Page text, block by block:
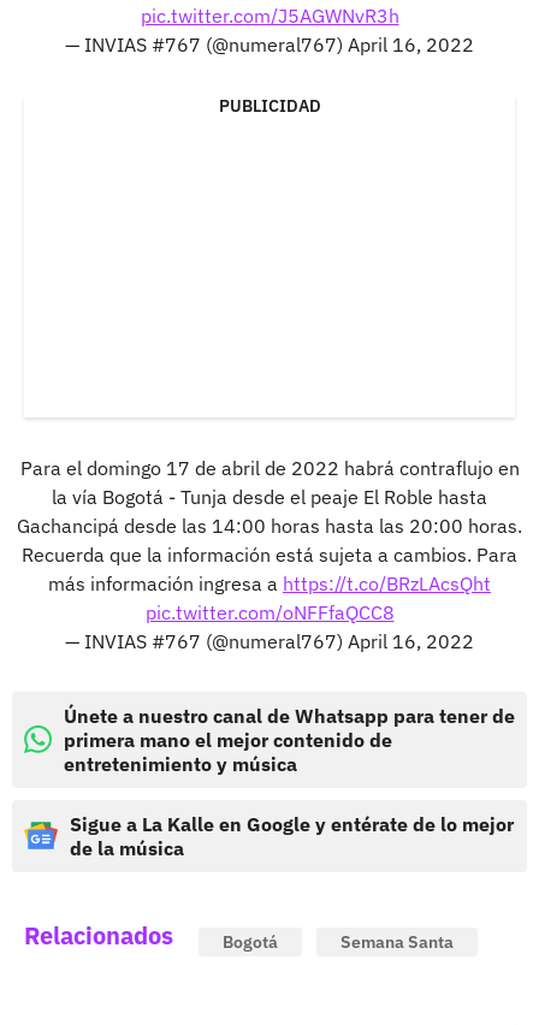
pic.twitter.com/J5AGWNvR3h
— INVIAS #767 (@numeral767) April 16, 2022
PUBLICIDAD
Para el domingo 17 de abril de 2022 habrá contraflujo en
la vía Bogotá - Tunja desde el peaje El Roble hasta
Gachancipá desde las 14:00 horas hasta las 20:00 horas.
Recuerda que la información está sujeta a cambios. Para
más información ingresa a https://t.co/BRzLAcsQht
pic.twitter.com/oNFFfaQCC8
— INVIAS #767 (@numeral767) April 16, 2022
Únete a nuestro canal de Whatsapp para tener de
primera mano el mejor contenido de
entretenimiento y música
Sigue a La Kalle en Google y entérate de lo mejor
de la música
Relacionados Bogotá Semana Santa